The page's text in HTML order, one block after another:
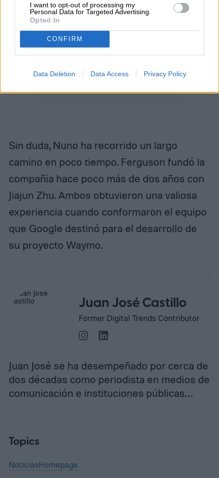
I want to opt-out of processing my
Personal Data for Targeted Advertising.
Opted In
CONFIRM
Data Deletion Data Access Privacy Policy
Sin duda, Nuno ha recorrido un largo
camino en poco tiempo. Ferguson fundó la
compañía hace poco más de dos años con
Jiajun Zhu. Ambos obtuvieron una valiosa
experiencia cuando conformaron el equipo
que Google destinó para el desarrollo de
su proyecto Waymo.
Juan José Castillo
Former Digital Trends Contributor
Juan José se ha desempeñado por cerca de
dos décadas como periodista en medios de
comunicación e instituciones públicas…
Topics
NoticiasHomepage